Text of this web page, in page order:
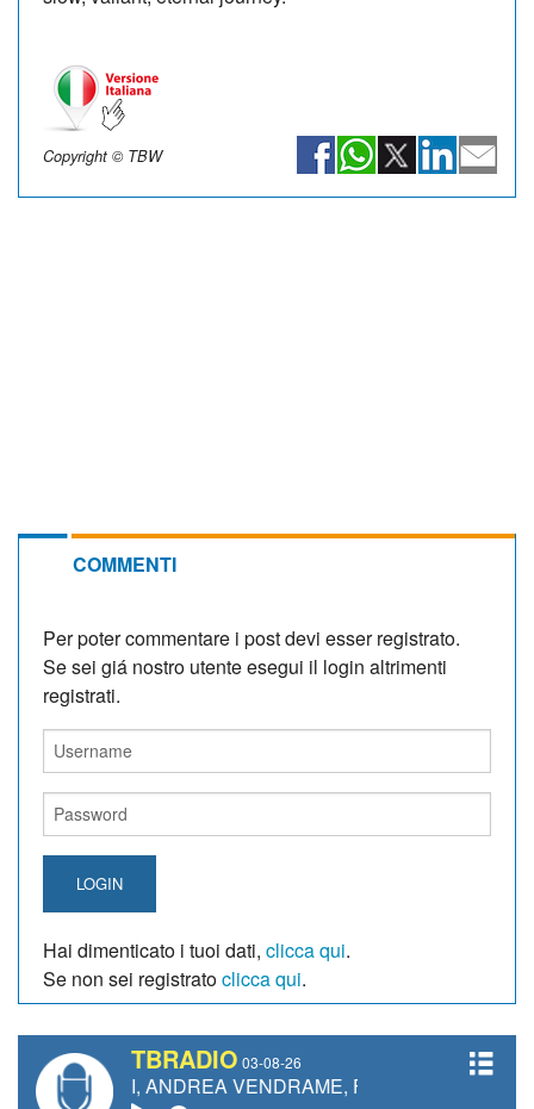
Copyright © TBW
COMMENTI
Per poter commentare i post devi esser registrato.
Se sei giá nostro utente esegui il login altrimenti
registrati.
LOGIN
Hai dimenticato i tuoi dati, clicca qui.
Se non sei registratoclicca qui.
TBRADIO 03-08-26
ANDREA VENDRAME, FILIPPO FIORELLI